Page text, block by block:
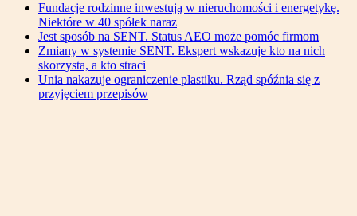
Fundacje rodzinne inwestują w nieruchomości i energetykę.
Niektóre w 40 spółek naraz
Jest sposób na SENT. Status AEO może pomóc firmom
Zmiany w systemie SENT. Ekspert wskazuje kto na nich
skorzysta, a kto straci
Unia nakazuje ograniczenie plastiku. Rząd spóźnia się z
przyjęciem przepisów